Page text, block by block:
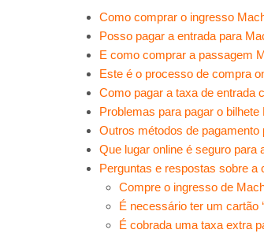
Como comprar o ingresso
Posso pagar a entrada para
E como comprar a passagem
Este é o processo de compra
Como pagar a taxa de entrada
Problemas para pagar o
Outros métodos de
Que lugar online é seguro para
Perguntas e respostas sobre
Compre o ingresso de
É necessário ter um cartão
É cobrada uma taxa extra